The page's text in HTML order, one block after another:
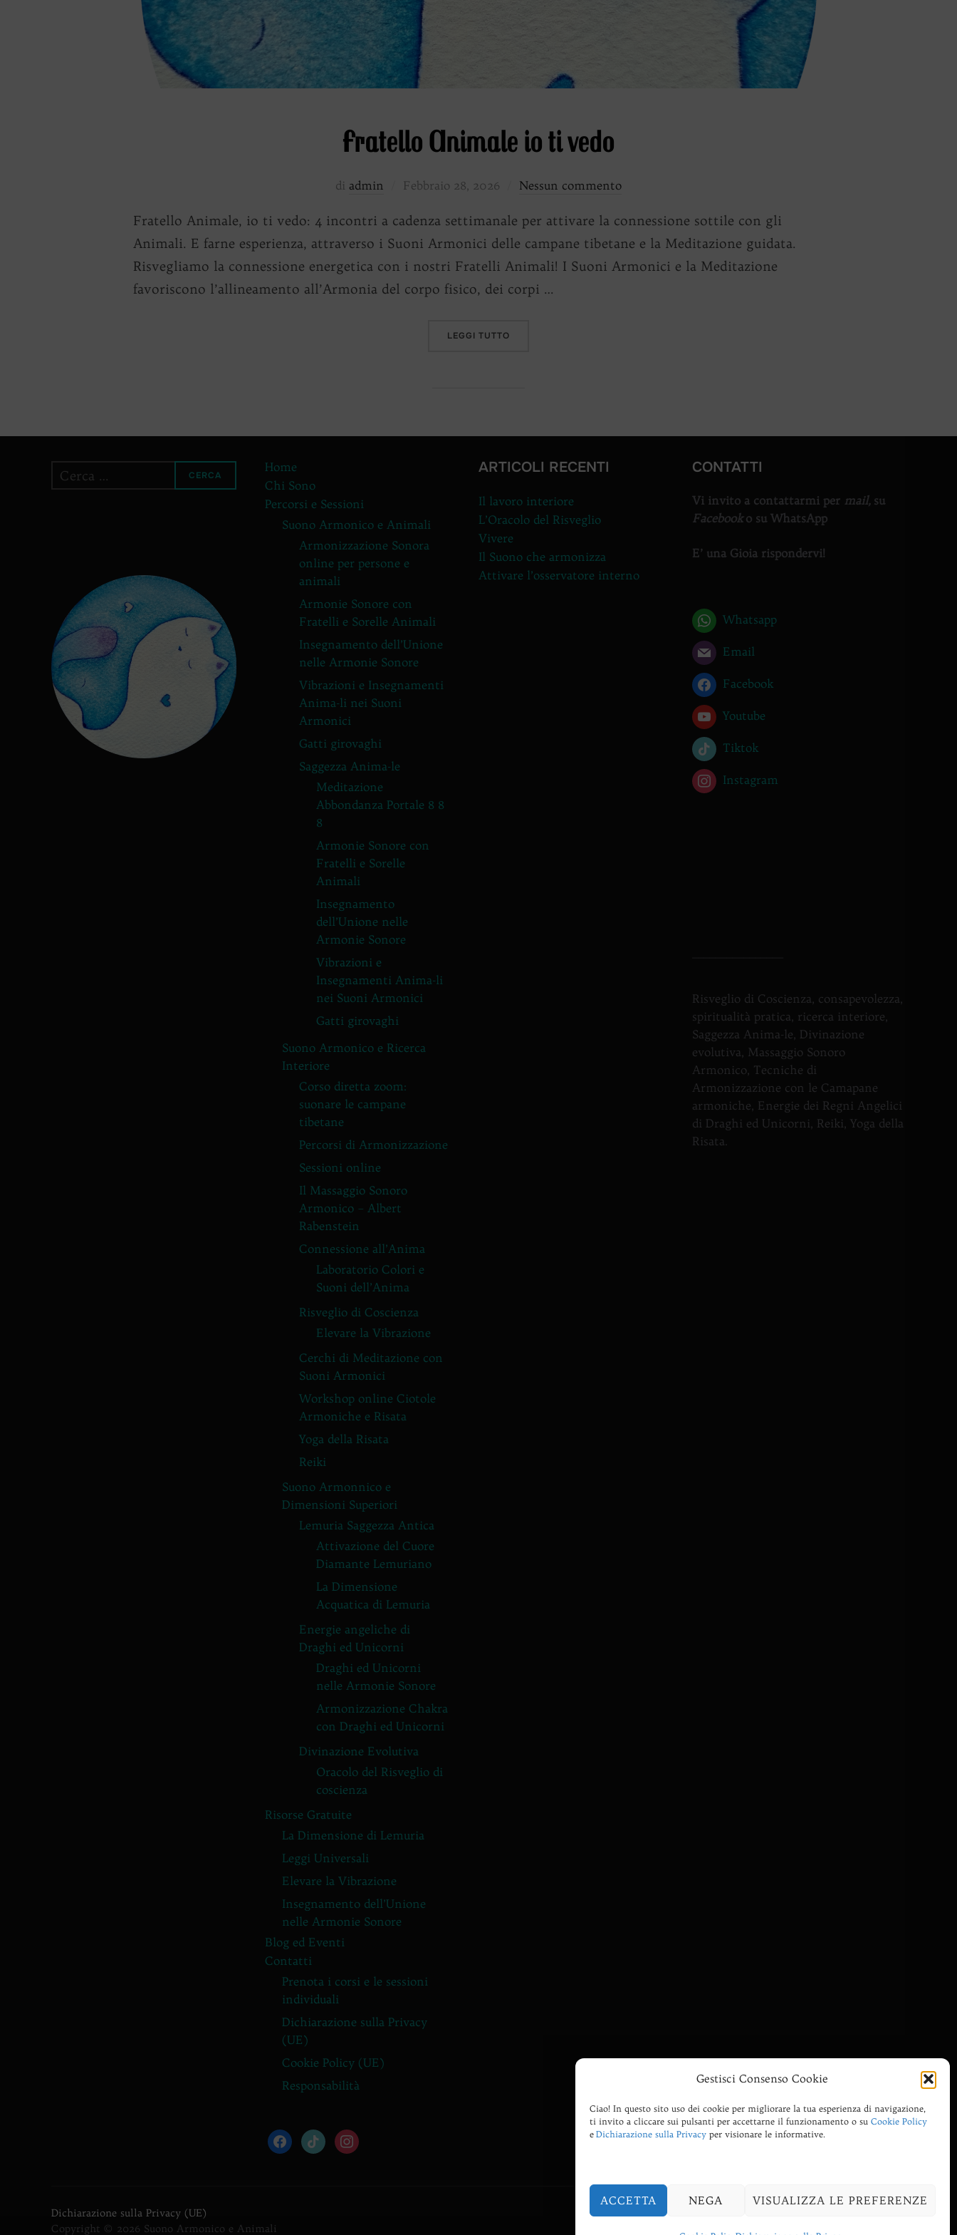
Gestisci Consenso Cookie
Ciao! In questo sito uso dei cookie per migliorare la tua esperienza di navigazione,
ti invito a cliccare sui pulsanti per accettarne il funzionamento o su Cookie Policy
e Dichiarazione sulla Privacy per visionare le informative.
ACCETTA NEGA VISUALIZZA LE PREFERENZE
Fratello Animale io ti vedo
di admin
Pubblicato
Febbraio 28, 2026 Nessun commento
Fratello Animale, io ti vedo: 4 incontri a cadenza settimanale per attivare la connessione sottile con gli
Animali. E farne esperienza, attraverso i Suoni Armonici delle campane tibetane e la Meditazione guidata.
Risvegliamo la connessione energetica con i nostri Fratelli Animali! I Suoni Armonici e la Meditazione
favoriscono l’allineamento all’Armonia del corpo fisico, dei corpi …
LEGGI TUTTO
Cerca
CERCA
Home
Chi Sono
Percorsi e Sessioni
Suono Armonico e Animali
Armonizzazione Sonora
online per persone e
animali
Armonie Sonore con
Fratelli e Sorelle Animali
Insegnamento dell’Unione
nelle Armonie Sonore
Vibrazioni e Insegnamenti
Anima-li nei Suoni
Armonici
Gatti girovaghi
Saggezza Anima-le
Meditazione
Abbondanza Portale 8 8
8
Armonie Sonore con
Fratelli e Sorelle
Animali
Insegnamento
dell’Unione nelle
Armonie Sonore
Vibrazioni e
Insegnamenti Anima-li
nei Suoni Armonici
Gatti girovaghi
Suono Armonico e Ricerca
Interiore
Corso diretta zoom:
suonare le campane
tibetane
Percorsi di Armonizzazione
Sessioni online
Il Massaggio Sonoro
Armonico – Albert
Rabenstein
Connessione all’Anima
Laboratorio Colori e
Suoni dell’Anima
Risveglio di Coscienza
Elevare la Vibrazione
Cerchi di Meditazione con
Suoni Armonici
Workshop online Ciotole
Armoniche e Risata
Yoga della Risata
Reiki
Suono Armonnico e
Dimensioni Superiori
Lemuria Saggezza Antica
Attivazione del Cuore
Diamante Lemuriano
La Dimensione
Acquatica di Lemuria
Energie angeliche di
Draghi ed Unicorni
Draghi ed Unicorni
nelle Armonie Sonore
Armonizzazione Chakra
con Draghi ed Unicorni
Divinazione Evolutiva
Oracolo del Risveglio di
coscienza
Risorse Gratuite
La Dimensione di Lemuria
Leggi Universali
Elevare la Vibrazione
Insegnamento dell’Unione
nelle Armonie Sonore
Blog ed Eventi
Contatti
Prenota i corsi e le sessioni
individuali
Dichiarazione sulla Privacy
(UE)
Cookie Policy (UE)
Responsabilità
facebooktiktok instagram
ARTICOLI RECENTI
Il lavoro interiore
L’Oracolo del Risveglio
Vivere
Il Suono che armonizza
Attivare l’osservatore interno
CONTATTI
Vi invito a contattarmi per mail, su
Facebooko su WhatsApp
E’ una Gioia rispondervi!
Whatsapp
Email
Facebook
Youtube
Tiktok
Instagram
Risveglio di Coscienza, consapevolezza,
spiritualità pratica, ricerca interiore,
Saggezza Anima-le, Divinazione
evolutiva, Massaggio Sonoro
Armonico, Tecniche di
Armonizzazione con le Camapane
armoniche, Energie dei Regni Angelici
di Draghi ed Unicorni, Reiki, Yoga della
Risata.
Dichiarazione sulla Privacy (UE)
Copyright © 2026 Suono Armonico e Animali